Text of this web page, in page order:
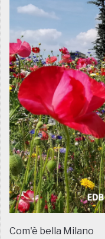
Com'è bella Milano